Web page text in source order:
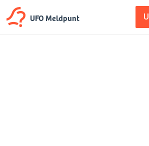
UFO Meldpunt